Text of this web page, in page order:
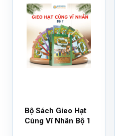
Bộ Sách Gieo Hạt
Cùng Vĩ Nhân Bộ 1